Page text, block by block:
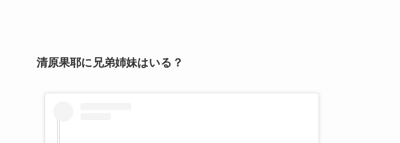
清原果耶に兄弟姉妹はいる？